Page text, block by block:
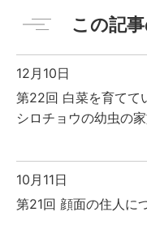
この記
12月10日
第22回 白菜を育てて
シロチョウの幼虫の
10月11日
第21回 顔面の住人に